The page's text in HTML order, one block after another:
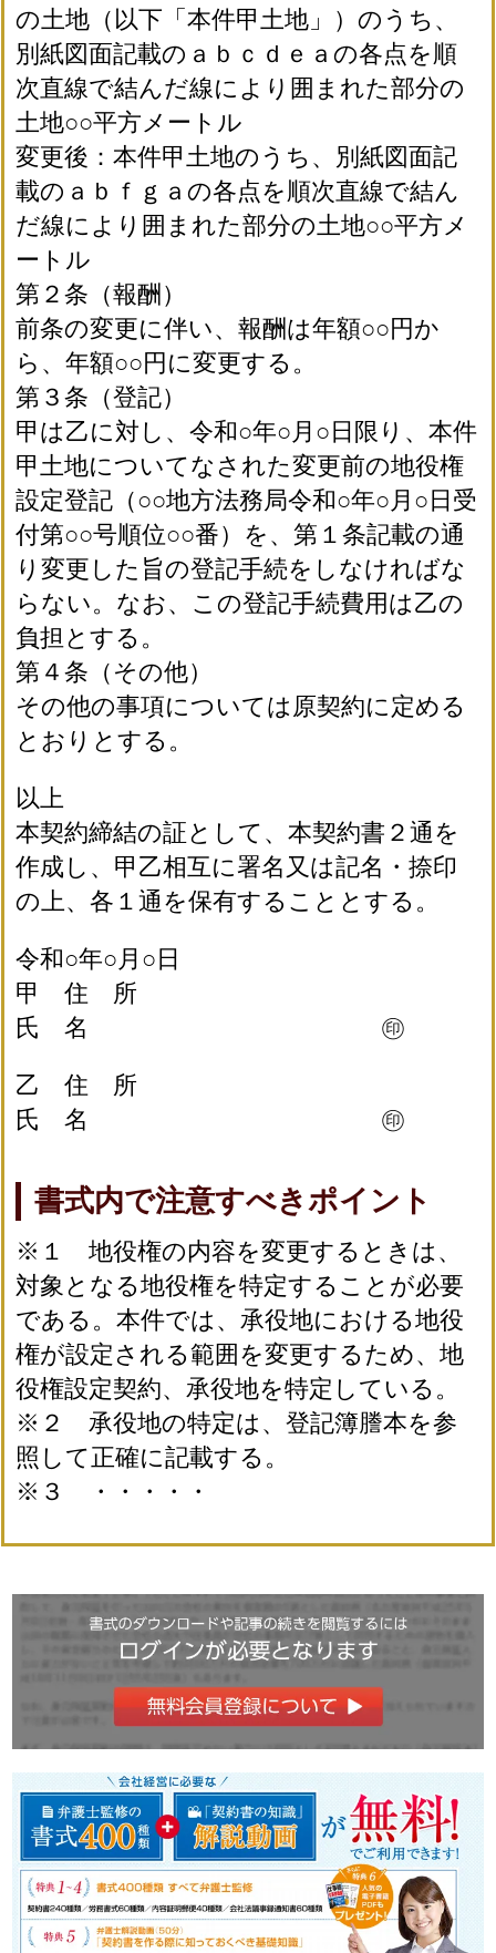
の土地（以下「本件甲土地」）のうち、
別紙図面記載のａｂｃｄｅａの各点を順
次直線で結んだ線により囲まれた部分の
土地○○平方メートル
変更後：本件甲土地のうち、別紙図面記
載のａｂｆｇａの各点を順次直線で結ん
だ線により囲まれた部分の土地○○平方メ
ートル
第２条（報酬）
前条の変更に伴い、報酬は年額○○円か
ら、年額○○円に変更する。
第３条（登記）
甲は乙に対し、令和○年○月○日限り、本件
甲土地についてなされた変更前の地役権
設定登記（○○地方法務局令和○年○月○日受
付第○○号順位○○番）を、第１条記載の通
り変更した旨の登記手続をしなければな
らない。なお、この登記手続費用は乙の
負担とする。
第４条（その他）
その他の事項については原契約に定める
とおりとする。
以上
本契約締結の証として、本契約書２通を
作成し、甲乙相互に署名又は記名・捺印
の上、各１通を保有することとする。
令和○年○月○日
甲 住 所
氏 名 ㊞
乙 住 所
氏 名 ㊞
書式内で注意すべきポイント
※１ 地役権の内容を変更するときは、
対象となる地役権を特定することが必要
である。本件では、承役地における地役
権が設定される範囲を変更するため、地
役権設定契約、承役地を特定している。
※２ 承役地の特定は、登記簿謄本を参
照して正確に記載する。
※３ ・・・・・